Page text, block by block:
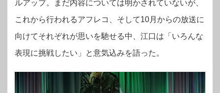
ルアップ。まだ内容については明かされていないが、
これから行われるアフレコ、そして10月からの放送に
向けてそれぞれが思いを馳せる中、江口は「いろんな
表現に挑戦したい」と意気込みを語った。